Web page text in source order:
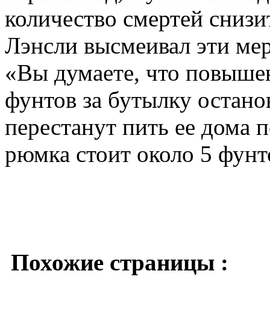
количество смертей
Лэнсли высмеивал эти
«Вы думаете, что
фунтов за бутылку
перестанут пить ее дома
рюмка стоит около 5
Похожие страницы :